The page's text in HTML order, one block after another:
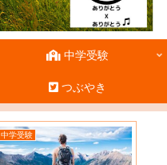
中学受験
つぶやき
中学受験